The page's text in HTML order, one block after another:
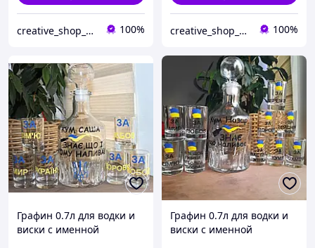
creative_shop_souvenir 100% creative_shop_souvenir 100%
Графин 0.7л для водки и
виски с именной
Графин 0.7л для водки и
виски с именной